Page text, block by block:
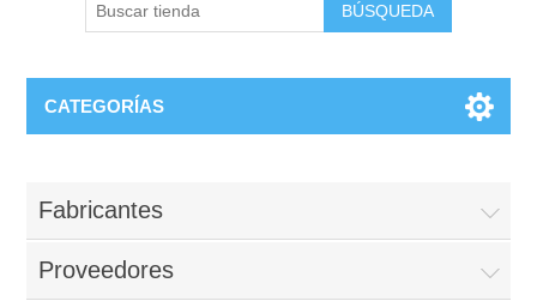
BÚSQUEDA
CATEGORÍAS
Fabricantes
Proveedores